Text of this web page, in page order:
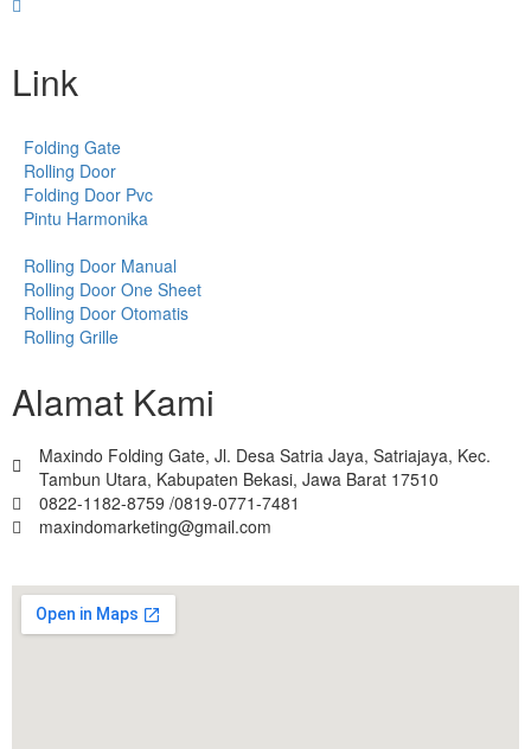
Link
Folding Gate
Rolling Door
Folding Door Pvc
Pintu Harmonika
Rolling Door Manual
Rolling Door One Sheet
Rolling Door Otomatis
Rolling Grille
Alamat Kami
Maxindo Folding Gate, Jl. Desa Satria Jaya, Satriajaya, Kec.
Tambun Utara, Kabupaten Bekasi, Jawa Barat 17510
0822-1182-8759 /0819-0771-7481
maxindomarketing@gmail.com